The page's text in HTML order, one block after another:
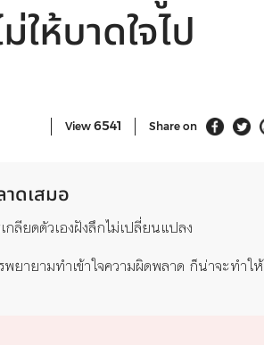
ให้บาดใจไป
View 6541 Share on
าดเสมอ
กลียดตัวเองฝังลึกไม่เปลี่ยนแปลง
ยายามทำเข้าใจความผิดพลาด ก็น่าจะทำให้